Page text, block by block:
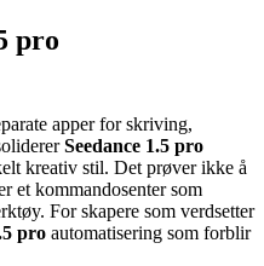
pro
apper for skriving,
Seedance 1.5 pro
kreativ stil. Det prøver ikke å
et kommandosenter som
For skapere som verdsetter
pro automatisering som forblir